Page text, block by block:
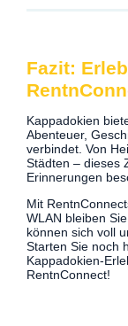
Fazit:
Kappadokien
Abenteuer,
verbindet. Von
Städten – dieses
Erinnerungen
Mit
WLAN bleiben
können sich voll
Starten Sie noch
Kappadokien-
RentnConnect!